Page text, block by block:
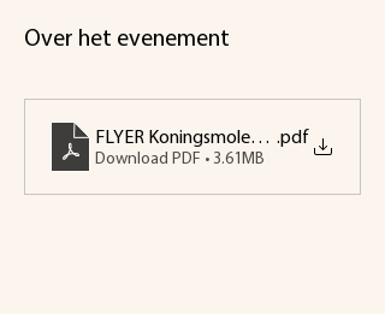
Over het evenement
FLYER Koningsmolen Tantra-Dag
.pdf
Download PDF • 3.61MB